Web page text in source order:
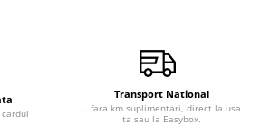
Transport National
...fara km suplimentari, direct la usa
ta sau la Easybox.